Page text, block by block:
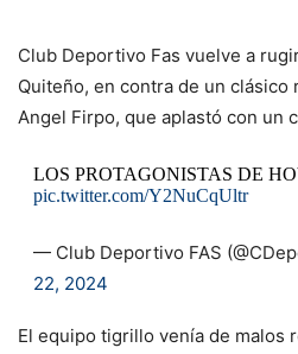
Club Deportivo Fas vuelve a
Quiteño, en contra de un clásico
Angel Firpo, que aplastó con un
LOS PROTAGONISTAS DE
pic.twitter.com/Y2NuCqUltr
— Club Deportivo FAS
22, 2024
El equipo tigrillo venía de malos